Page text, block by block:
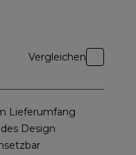
Vergleichen
Lieferumfang
Design